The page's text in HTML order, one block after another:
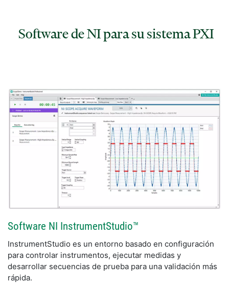
Software de NI para su sistema PXI
Software NI InstrumentStudio™
InstrumentStudio es un entorno basado en configuración
para controlar instrumentos, ejecutar medidas y
desarrollar secuencias de prueba para una validación más
rápida.